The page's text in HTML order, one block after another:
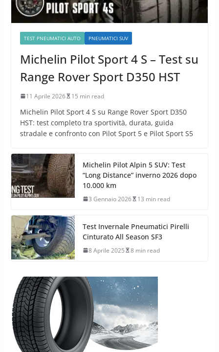
TEST PNEUMATICI AUTO PNEUMATICI SUV
Michelin Pilot Sport 4 S – Test su
Range Rover Sport D350 HST
11 Aprile 2026 15 min read
Michelin Pilot Sport 4 S su Range Rover Sport D350
HST: test completo tra sportività, durata, guida
stradale e confronto con Pilot Sport 5 e Pilot Sport S5
Michelin Pilot Alpin 5 SUV: Test
“Long Distance” inverno 2026 dopo
10.000 km
3 Gennaio 2026 13 min read
Test Invernale Pneumatici Pirelli
Cinturato All Season SF3
8 Aprile 2025 8 min read